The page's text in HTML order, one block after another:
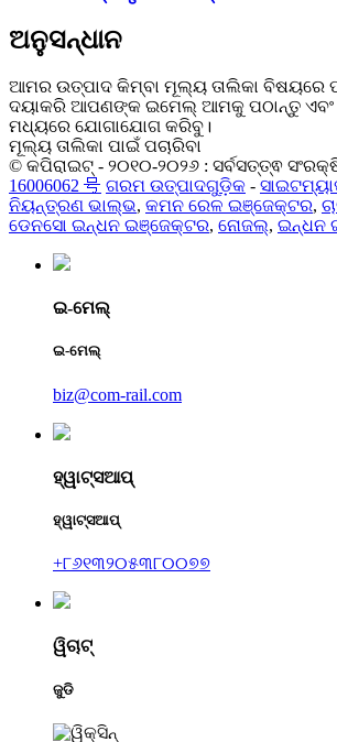
ଅନୁସନ୍ଧାନ
ଆମର ଉତ୍ପାଦ କିମ୍ବା ମୂଲ୍ୟ ତାଲିକା ବିଷୟରେ
ଦୟାକରି ଆପଣଙ୍କ ଇମେଲ୍ ଆମକୁ ପଠାନ୍ତୁ ଏବଂ
ମଧ୍ୟରେ ଯୋଗାଯୋଗ କରିବୁ।
ମୂଲ୍ୟ ତାଲିକା ପାଇଁ ପଚାରିବା
© କପିରାଇଟ୍ - ୨୦୧୦-୨୦୨୬ : ସର୍ବସତ୍ତ୍ଵ
16006062 号 ଗରମ ଉତ୍ପାଦଗୁଡ଼ିକ -
ନିୟନ୍ତ୍ରଣ ଭାଲ୍ଭ, କମନ ରେଳ ଇଞ୍ଜେକ୍ଟର,
ଡେନସୋ ଇନ୍ଧନ ଇଞ୍ଜେକ୍ଟର, ନୋଜଲ୍, ଇନ୍ଧନ
ଇ-ମେଲ୍
ଇ-ମେଲ୍
biz@com-rail.com
ହ୍ୱାଟ୍ସଆପ୍
ହ୍ୱାଟ୍ସଆପ୍
+୮୬୧୩୨୦୫୩୮୦୦୭୭
ୱିଚାଟ୍
ଜୁଡି